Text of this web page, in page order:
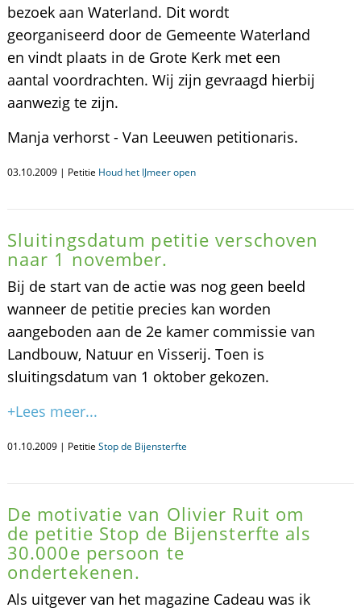
bezoek aan Waterland. Dit wordt
georganiseerd door de Gemeente Waterland
en vindt plaats in de Grote Kerk met een
aantal voordrachten. Wij zijn gevraagd hierbij
aanwezig te zijn.
Manja verhorst - Van Leeuwen petitionaris.
03.10.2009 | Petitie Houd het IJmeer open
Sluitingsdatum petitie verschoven
naar 1 november.
Bij de start van de actie was nog geen beeld
wanneer de petitie precies kan worden
aangeboden aan de 2e kamer commissie van
Landbouw, Natuur en Visserij. Toen is
sluitingsdatum van 1 oktober gekozen.
+Lees meer...
01.10.2009 | Petitie Stop de Bijensterfte
De motivatie van Olivier Ruit om
de petitie Stop de Bijensterfte als
30.000e persoon te
ondertekenen.
Als uitgever van het magazine Cadeau was ik